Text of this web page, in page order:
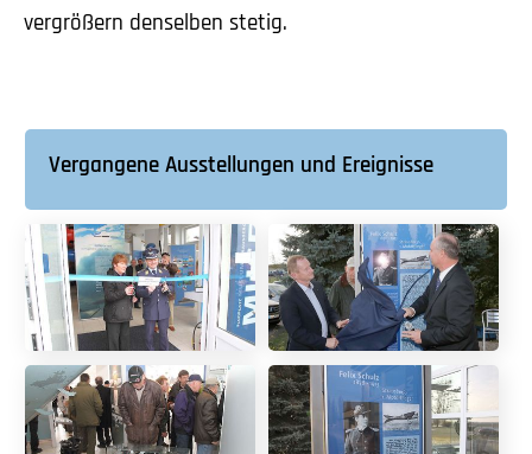
vergrößern denselben stetig.
Vergangene Ausstellungen und Ereignisse